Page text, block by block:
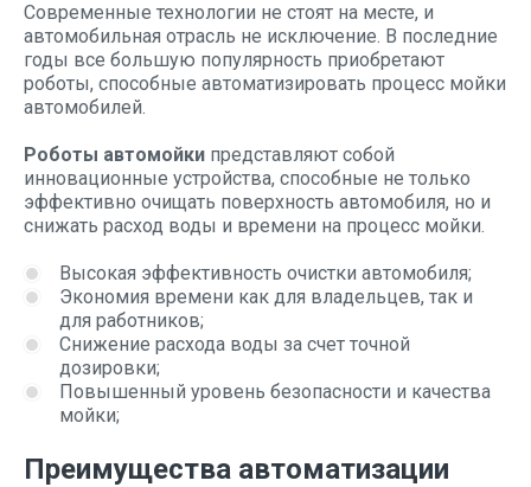
Современные технологии не стоят на месте, и
автомобильная отрасль не исключение. В последние
годы все большую популярность приобретают
роботы, способные автоматизировать процесс мойки
автомобилей.
Роботы автомойки представляют собой
инновационные устройства, способные не только
эффективно очищать поверхность автомобиля, но и
снижать расход воды и времени на процесс мойки.
Высокая эффективность очистки автомобиля;
Экономия времени как для владельцев, так и
для работников;
Снижение расхода воды за счет точной
дозировки;
Повышенный уровень безопасности и качества
мойки;
Преимущества автоматизации